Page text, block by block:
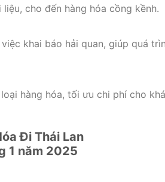
cho đến hàng hóa cồng kềnh.
khai báo hải quan, giúp quá
hàng hóa, tối ưu chi phí cho
Đi Thái Lan